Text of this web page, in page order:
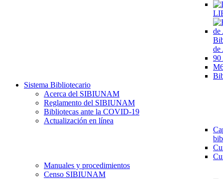
de
90
Sistema Bibliotecario
Acerca del SIBIUNAM
Reglamento del SIBIUNAM
Bibliotecas ante la COVID-19
Actualización en línea
Manuales y procedimientos
Censo SIBIUNAM